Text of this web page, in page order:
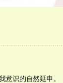
意识的自然延申。